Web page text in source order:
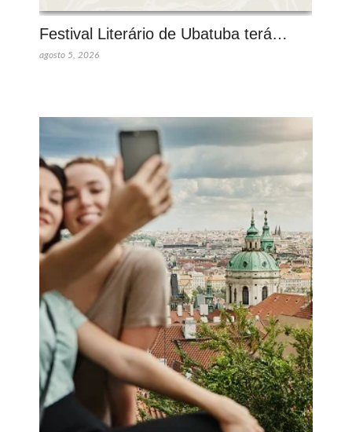
Festival Literário de Ubatuba terá…
agosto 5, 2026